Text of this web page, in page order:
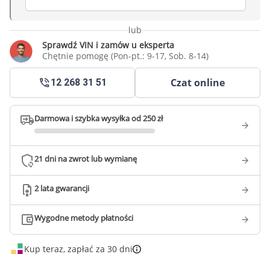
lub
Sprawdź VIN i zamów u eksperta
Chętnie pomogę (Pon-pt.: 9-17, Sob. 8-14)
12 268 31 51 Czat online
Darmowa i szybka wysyłka od 250 zł
21 dni na zwrot lub wymianę
2 lata gwarancji
Wygodne metody płatności
Kup teraz, zapłać za 30 dni